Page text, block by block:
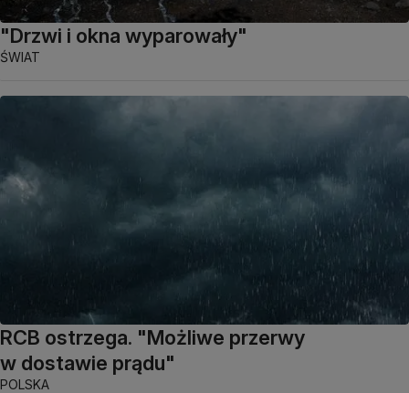
"Drzwi i okna wyparowały"
ŚWIAT
RCB ostrzega. "Możliwe przerwy
w dostawie prądu"
POLSKA